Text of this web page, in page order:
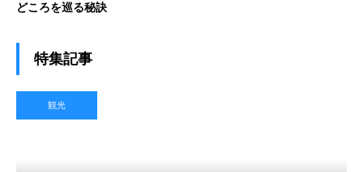
どころを巡る秘訣
特集記事
観光